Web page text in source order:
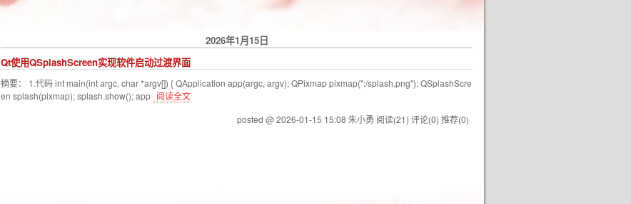
2026年1月15日
Qt使用QSplashScreen实现软件启动过渡界面
摘要： 1.代码 int main(int argc, char *argv[]) { QApplication app(argc, argv); QPixmap pixmap(":/splash.png"); QSplashScre
en splash(pixmap); splash.show(); app 阅读全文
posted @ 2026-01-15 15:08 朱小勇 阅读(21) 评论(0) 推荐(0)